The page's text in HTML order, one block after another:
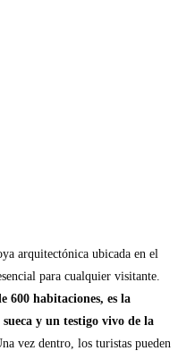
arquitectónica ubicada en el
para cualquier visitante.
600 habitaciones, es la
y un testigo vivo de la
vez dentro, los turistas pueden